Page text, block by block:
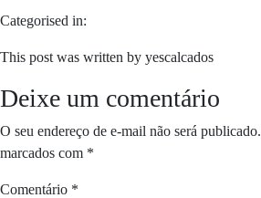
Categorised in:
This post was written by yescalcados
Deixe um comentário
O seu endereço de e-mail não será publicado.
marcados com *
Comentário *